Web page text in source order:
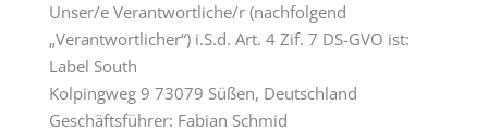
Unser/e Verantwortliche/r (nachfolgend
„Verantwortlicher“) i.S.d. Art. 4 Zif. 7 DS-GVO ist:
Label South
Kolpingweg 9 73079 Süßen, Deutschland
Geschäftsführer: Fabian Schmid